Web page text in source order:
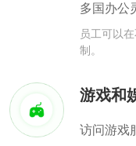
多国办公
员工可以
制。
游戏和
访问游戏